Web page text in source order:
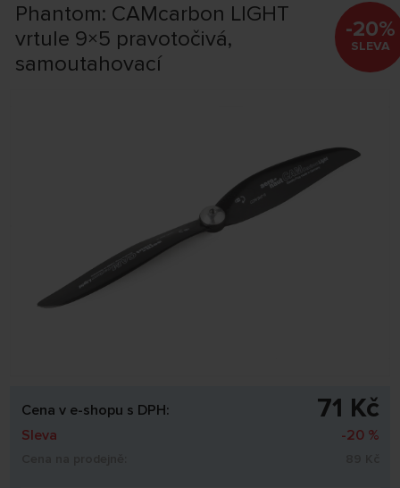
Phantom: CAMcarbon LIGHT
vrtule 9×5 pravotočivá,
samoutahovací
-20%
SLEVA
Cena v e-shopu s DPH: 71 Kč
Sleva -20 %